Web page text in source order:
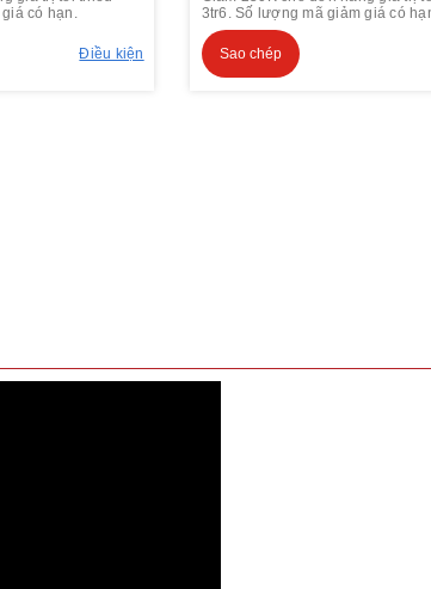
có hạn.
Điều kiện
3tr6. Số lượng mã giảm giá có
Sao chép